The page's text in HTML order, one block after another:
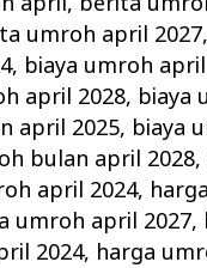
umroh april 2027,
, biaya umroh
april 2028, biaya
april 2025, biaya
bulan april 2028,
april 2024,
umroh april 2027,
2024, harga